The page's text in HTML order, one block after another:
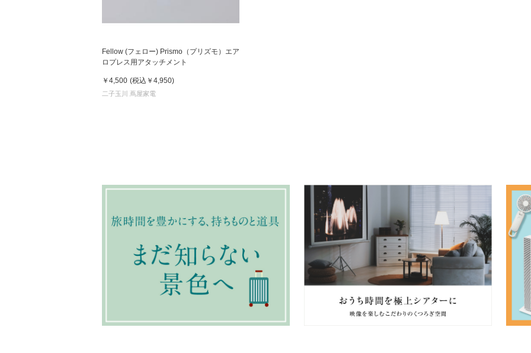
Fellow (フェロー) Prismo（プリズモ）エア
ロプレス用アタッチメント
￥4,500 (税込 ￥4,950)
二子玉川 蔦屋家電